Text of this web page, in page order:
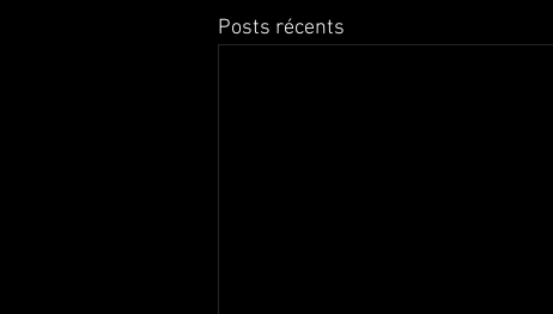
Posts récents